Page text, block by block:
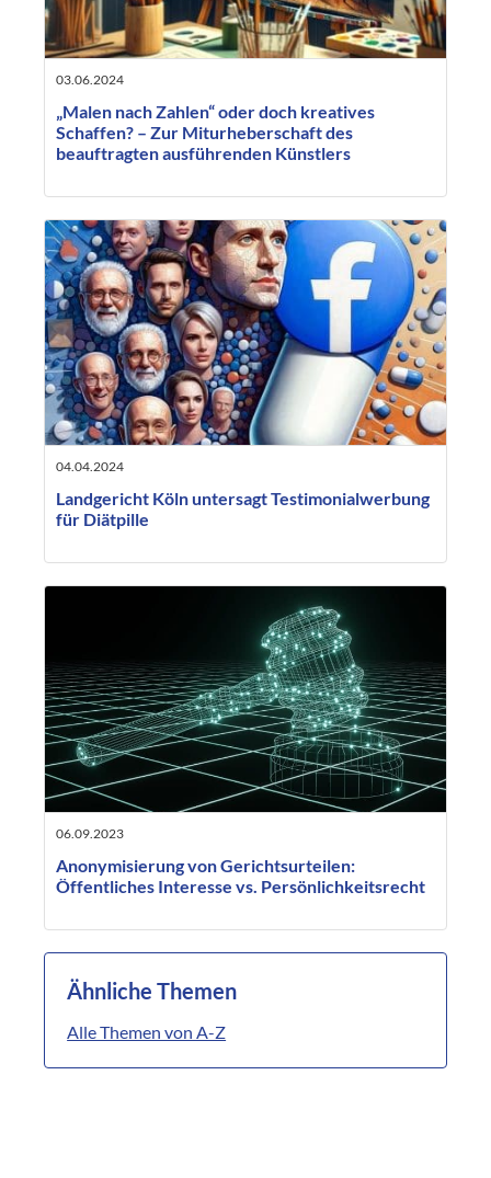
03.06.2024
„Malen nach Zahlen“ oder doch kreatives
Schaffen? – Zur Miturheberschaft des
beauftragten ausführenden Künstlers
04.04.2024
Landgericht Köln untersagt Testimonialwerbung
für Diätpille
06.09.2023
Anonymisierung von Gerichtsurteilen:
Öffentliches Interesse vs. Persönlichkeitsrecht
Ähnliche Themen
Alle Themen von A-Z